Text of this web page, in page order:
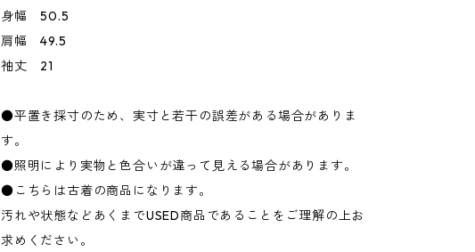
身幅 50.5
肩幅 49.5
袖丈 21
●平置き採寸のため、実寸と若干の誤差がある場合がありま
す。
●照明により実物と色合いが違って見える場合があります。
●こちらは古着の商品になります。
汚れや状態などあくまでUSED商品であることをご理解の上お
求めください。